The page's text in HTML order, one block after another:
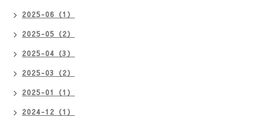
2025-06（1）
2025-05（2）
2025-04（3）
2025-03（2）
2025-01（1）
2024-12（1）